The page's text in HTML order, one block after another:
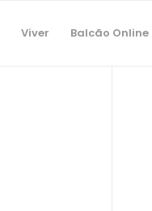
Viver Balcão Online